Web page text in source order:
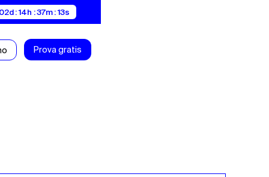
: 14h : 37m : 13s
Prova gratis